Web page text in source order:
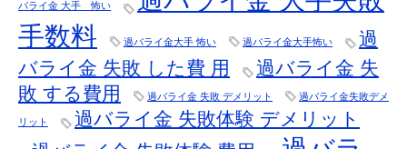
バライ金 大手 怖い
手数料
過バライ金大手 怖い 過バライ金大手怖い
過
バライ金 失敗 した費 用
過バライ金 失
敗 する費用
過バライ金 失敗 デメリット 過バライ金失敗デメ
リット
過バライ金 失敗体験 デメリット